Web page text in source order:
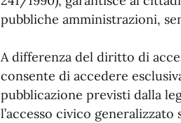
pubbliche amministrazioni,
A differenza del diritto di
consente di accedere
pubblicazione previsti dalla
l’accesso civico